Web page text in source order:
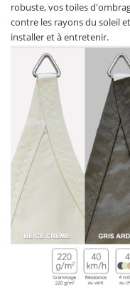
robuste, vos toiles
contre les rayons du soleil
installer et à entretenir.